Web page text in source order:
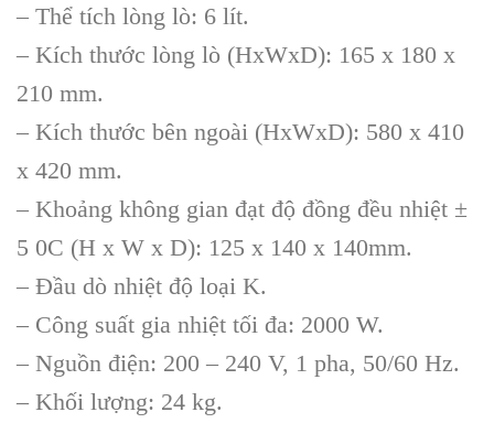
– Thể tích lòng lò: 6 lít.
– Kích thước lòng lò (HxWxD): 165 x 180 x
210 mm.
– Kích thước bên ngoài (HxWxD): 580 x 410
x 420 mm.
– Khoảng không gian đạt độ đồng đều nhiệt ±
5 0C (H x W x D): 125 x 140 x 140mm.
– Đầu dò nhiệt độ loại K.
– Công suất gia nhiệt tối đa: 2000 W.
– Nguồn điện: 200 – 240 V, 1 pha, 50/60 Hz.
– Khối lượng: 24 kg.